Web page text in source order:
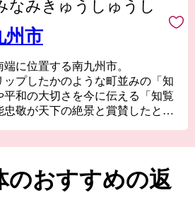
なみきゅうしゅうし
州市
に位置する南九州市。
プしたかのような町並みの「知
和の大切さを今に伝える「知覧
敬が天下の絶景と賞賛したと伝
などの農産物のほか、鹿児島黒
卵などの畜産物、それらの加工品
のおすすめの返